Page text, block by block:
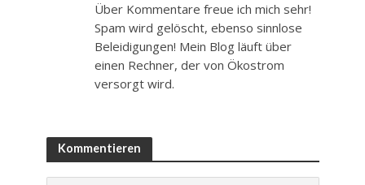
Über Kommentare freue ich mich sehr!
Spam wird gelöscht, ebenso sinnlose
Beleidigungen! Mein Blog läuft über
einen Rechner, der von Ökostrom
versorgt wird.
Kommentieren